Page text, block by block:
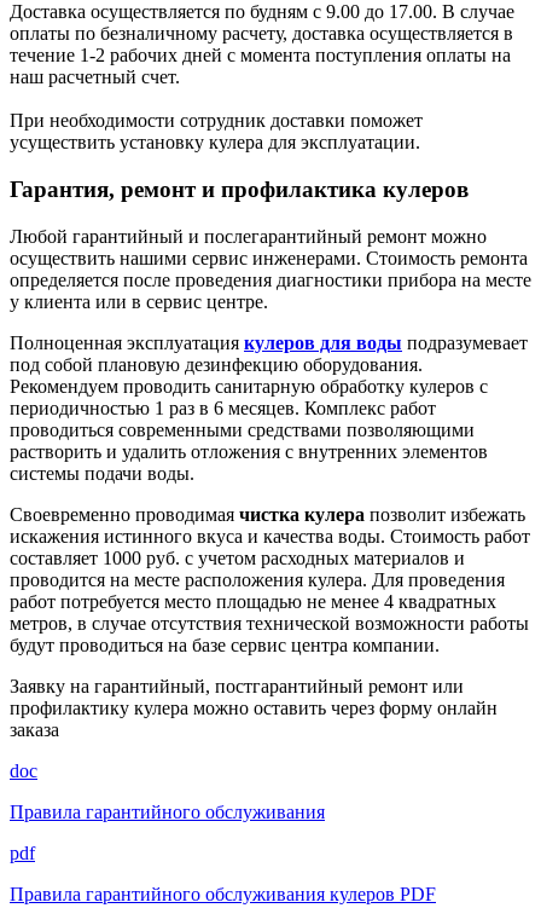
Доставка осуществляется по будням с 9.00 до 17.00. В случае
оплаты по безналичному расчету, доставка осуществляется в
течение 1-2 рабочих дней с момента поступления оплаты на
наш расчетный счет.
При необходимости сотрудник доставки поможет
усуществить установку кулера для эксплуатации.
Гарантия, ремонт и профилактика кулеров
Любой гарантийный и послегарантийный ремонт можно
осуществить нашими сервис инженерами. Стоимость ремонта
определяется после проведения диагностики прибора на месте
у клиента или в сервис центре.
Полноценная эксплуатация кулеров для воды подразумевает
под собой плановую дезинфекцию оборудования.
Рекомендуем проводить санитарную обработку кулеров с
периодичностью 1 раз в 6 месяцев. Комплекс работ
проводиться современными средствами позволяющими
растворить и удалить отложения с внутренних элементов
системы подачи воды.
Своевременно проводимая чистка кулера позволит избежать
искажения истинного вкуса и качества воды. Стоимость работ
составляет 1000 руб. с учетом расходных материалов и
проводится на месте расположения кулера. Для проведения
работ потребуется место площадью не менее 4 квадратных
метров, в случае отсутствия технической возможности работы
будут проводиться на базе сервис центра компании.
Заявку на гарантийный, постгарантийный ремонт или
профилактику кулера можно оставить через форму онлайн
заказа
doc
Правила гарантийного обслуживания
pdf
Правила гарантийного обслуживания кулеров PDF